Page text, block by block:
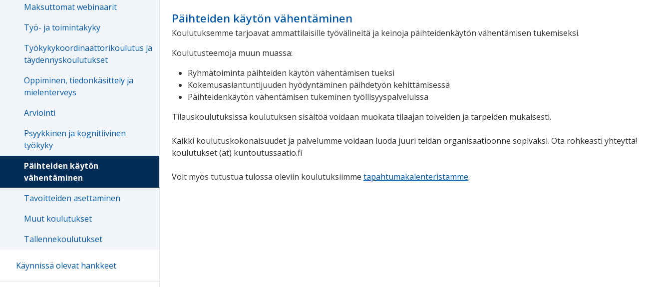
Päihteiden käytön vähentäminen
Koulutuksemme tarjoavat ammattilaisille työvälineitä ja keinoja päihteidenkäytön vähentämisen tukemiseksi.
Koulutusteemoja muun muassa:
Ryhmätoiminta päihteiden käytön vähentämisen tueksi
Kokemusasiantuntijuuden hyödyntäminen päihdetyön kehittämisessä
Päihteidenkäytön vähentämisen tukeminen työllisyyspalveluissa
Tilauskoulutuksissa koulutuksen sisältöä voidaan muokata tilaajan toiveiden ja tarpeiden mukaisesti.
Kaikki koulutuskokonaisuudet ja palvelumme voidaan luoda juuri teidän organisaatioonne sopivaksi. Ota rohkeasti yhteyttä!
koulutukset (at) kuntoutussaatio.fi
Voit myös tutustua tulossa oleviin koulutuksiimme tapahtumakalenteristamme.
Maksuttomat webinaarit
Työ- ja toimintakyky
Työkykykoordinaattorikoulutus ja
täydennyskoulutukset
Oppiminen, tiedonkäsittely ja
mielenterveys
Arviointi
Psyykkinen ja kognitiivinen
työkyky
Päihteiden käytön
vähentäminen
Tavoitteiden asettaminen
Muut koulutukset
Tallennekoulutukset
Käynnissä olevat hankkeet